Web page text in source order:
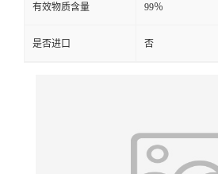
有效物质含量 99％
是否进口 否